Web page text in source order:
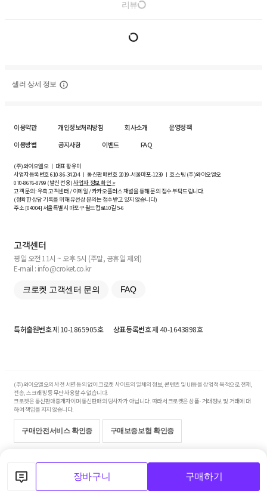
장바구니 구매하기
리뷰
셀러 상세 정보
이용약관 개인정보처리방침 회사소개
운영정책
이용방법
공지사항 이벤트 FAQ
(주)와이오엘오 ㅣ 대표 황유미
사업자등록번호610-86-34204ㅣ 통신판매번호 2019-서울마포-1239 ㅣ 호스팅 (주)와이오엘오
070-8676-8799 (발신 전용)사업자 정보 확인 >
고객 문의: 우측 고객센터 / 이메일 / 카카오플러스 채널을 통해 문의 접수 부탁드립니다.
(정확한 상담 기록을 위해 유선상 문의는 접수받고 있지 않습니다)
주소 [04004] 서울특별시 마포구 월드컵로10길5-6
고객센터
평일 오전 11시 ~ 오후 5시 (주말, 공휴일 제외)
E-mail : info@croket.co.kr
크로켓 고객센터 문의 FAQ
특허출원번호제 10-1865905호 상표등록번호제 40-1643898호
(주)와이오엘오의 사전 서면 동의 없이 크로켓 사이트의 일체의 정보, 콘텐츠 및 UI등을 상업적 목적으로 전재,
전송, 스크래핑 등 무단 사용할 수 없습니다.
크로켓은 통신판매중개자이며 통신판매의 당사자가 아닙니다. 따라서 크로켓은 상품·거래정보 및 거래에 대
하여 책임을 지지 않습니다.
구매안전서비스 확인증 구매보증보험 확인증